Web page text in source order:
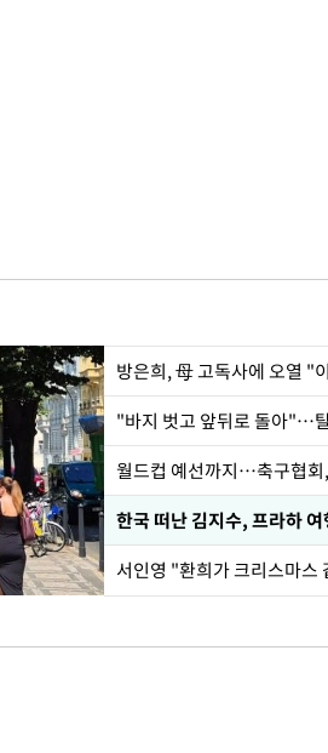
방은희, 母 고독사에 오열 "
월드컵 예선까지…축구협회
한국 떠난 김지수, 프라하
서인영 "환희가 크리스마스